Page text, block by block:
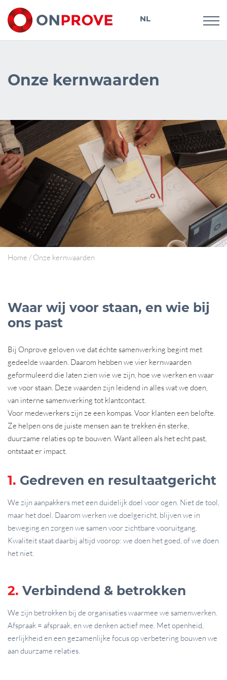
NL
Onze kernwaarden
Home / Onze kernwaarden
Waar wij voor staan, en wie bij
ons past
Bij Onprove geloven we dat échte samenwerking begint met
gedeelde waarden. Daarom hebben we vier kernwaarden
geformuleerd die laten zien wie we zijn, hoe we werken en waar
we voor staan. Deze waarden zijn leidend in alles wat we doen,
van interne samenwerking tot klantcontact.
Voor medewerkers zijn ze een kompas. Voor klanten een belofte.
Ze helpen ons de juiste mensen aan te trekken én sterke,
duurzame relaties op te bouwen. Want alleen als het echt past,
ontstaat er impact.
1. Gedreven en resultaatgericht
We zijn aanpakkers met een duidelijk doel voor ogen. Niet de tool,
maar het doel. Daarom werken we doelgericht, blijven we in
beweging en zorgen we samen voor zichtbare vooruitgang.
Kwaliteit staat daarbij altijd voorop: we doen het goed, of we doen
het niet.
2. Verbindend & betrokken
We zijn betrokken bij de organisaties waarmee we samenwerken.
Afspraak = afspraak, en we denken actief mee. Met openheid,
eerlijkheid en een gezamenlijke focus op verbetering bouwen we
aan duurzame relaties.